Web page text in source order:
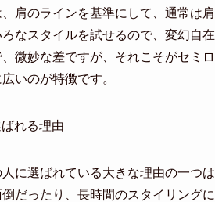
、肩のラインを基準にして、通常
なスタイルを試せるので、変幻自
微妙な差ですが、それこそがセミ
いのが特徴です。
れる理由
に選ばれている大きな理由の一つ
だったり、長時間のスタイリング